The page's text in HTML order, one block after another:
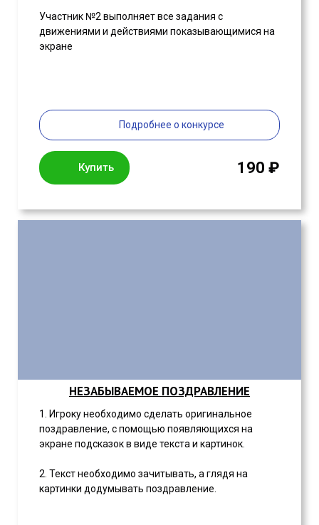
Участник №2 выполняет все задания с
движениями и действиями показывающимися на
экране
Подробнее о конкурсе
Купить 190 ₽
НЕЗАБЫВАЕМОЕ ПОЗДРАВЛЕНИЕ
1. Игроку необходимо сделать оригинальное
поздравление, с помощью появляющихся на
экране подсказок в виде текста и картинок.
2. Текст необходимо зачитывать, а глядя на
картинки додумывать поздравление.